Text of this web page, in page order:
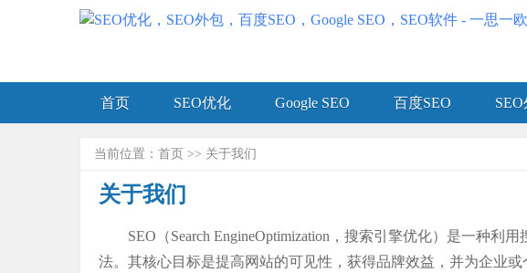
首页 SEO优化 Google SEO 百度SEO
当前位置： 首页 >> 关于我们
关于我们
SEO（Search EngineOptimization，搜索引擎优化）是一种
法。其核心目标是提高网站的可见性，获得品牌效益，并为企业